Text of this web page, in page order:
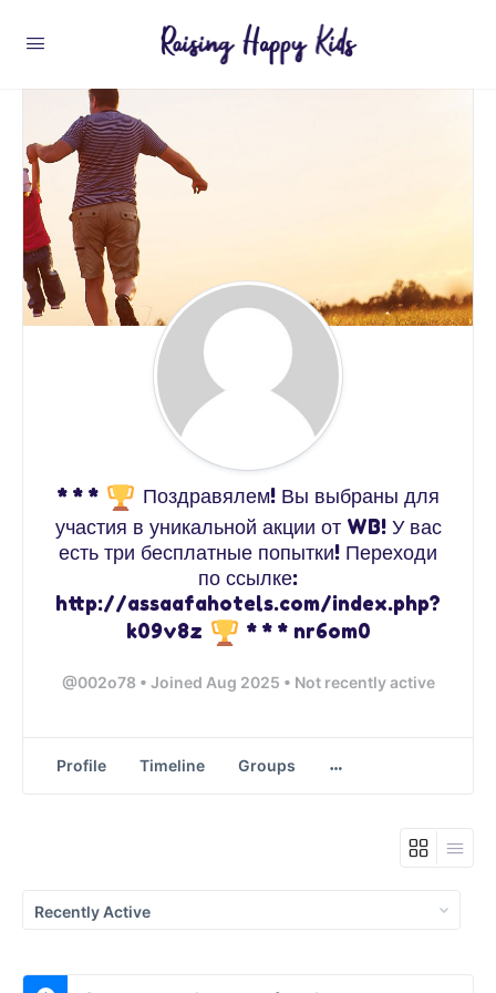
* * *
Поздравялем! Вы выбраны для
участия в уникальной акции от WB! У вас
есть три бесплатные попытки! Переходи
по ссылке:
http://assaafahotels.com/index.php?
k09v8z
* * * nr6om0
@002o78 • Joined Aug 2025 • Not recently active
Profile Timeline Groups
Show: